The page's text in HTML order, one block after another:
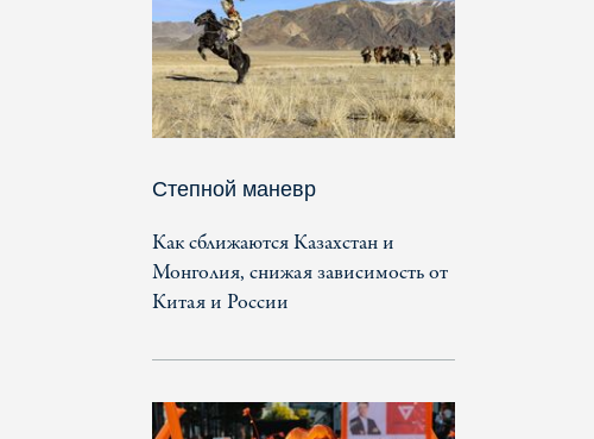
Степной маневр
Как сближаются Казахстан и
Монголия, снижая зависимость от
Китая и России